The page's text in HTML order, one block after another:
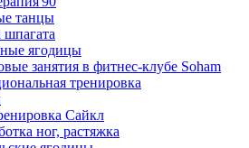
танцы
ягодицы
занятия в фитнес-клубе Soham
тренировка
Сайкл
ног, растяжка